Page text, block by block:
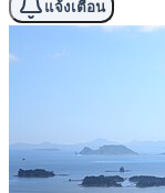
แจ้งเตือน